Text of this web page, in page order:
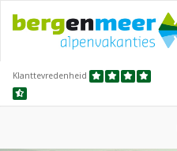
Klanttevredenheid